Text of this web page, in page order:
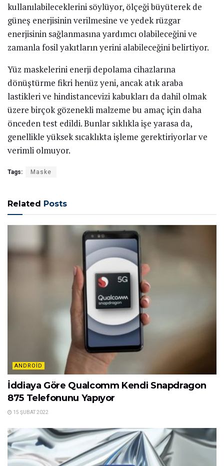
kullanılabileceklerini söylüyor, ölçeği büyüterek de
güneş enerjisinin verilmesine ve yedek rüzgar
enerjisinin sağlanmasına yardımcı olabileceğini ve
zamanla fosil yakıtların yerini alabileceğini belirtiyor.
Yüz maskelerini enerji depolama cihazlarına
dönüştürme fikri henüz yeni, ancak atık araba
lastikleri ve hindistancevizi kabukları da dahil olmak
üzere birçok gözenekli malzeme bu amaç için daha
önceden test edildi. Bunlar sıklıkla işe yarasa da,
genellikle yüksek sıcaklıkta işleme gerektiriyorlar ve
verimli olmuyor.
Tags: Maske
Related Posts
ANDROID
İddiaya Göre Qualcomm Kendi Snapdragon
875 Telefonunu Yapıyor
15 ŞUBAT 2022